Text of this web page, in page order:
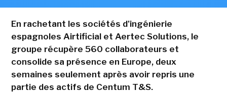
En rachetant les sociétés d'ingénierie
espagnoles Airtificial et Aertec Solutions, le
groupe récupère 560 collaborateurs et
consolide sa présence en Europe, deux
semaines seulement après avoir repris une
partie des actifs de Centum T&S.